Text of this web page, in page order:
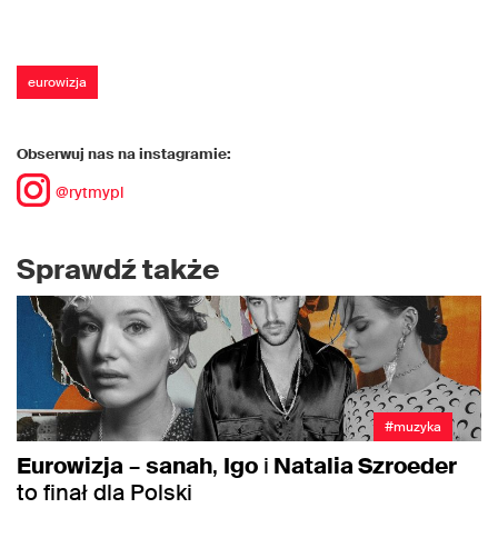
eurowizja
Obserwuj nas na instagramie:
@rytmypl
Sprawdź także
#muzyka
Eurowizja–sanah, Igo i Natalia Szroeder
to finał dla Polski